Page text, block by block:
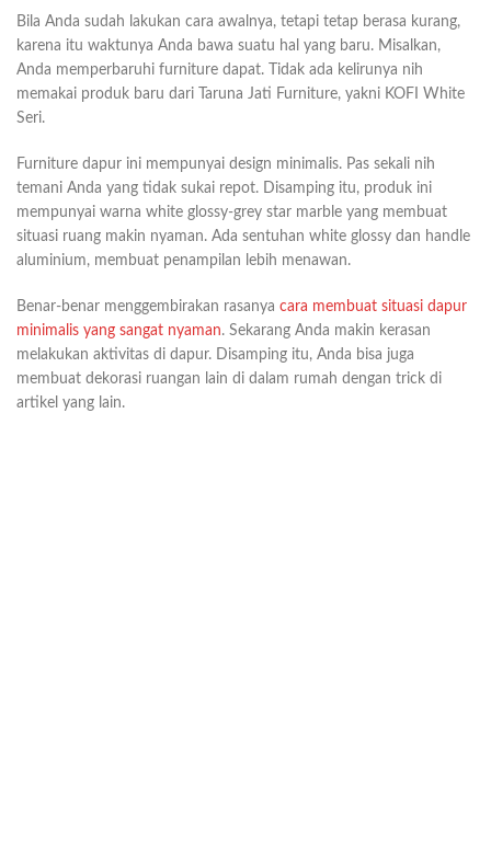
Bila Anda sudah lakukan cara awalnya, tetapi tetap berasa kurang,
karena itu waktunya Anda bawa suatu hal yang baru. Misalkan,
Anda memperbaruhi furniture dapat. Tidak ada kelirunya nih
memakai produk baru dari Taruna Jati Furniture, yakni KOFI White
Seri.
Furniture dapur ini mempunyai design minimalis. Pas sekali nih
temani Anda yang tidak sukai repot. Disamping itu, produk ini
mempunyai warna white glossy-grey star marble yang membuat
situasi ruang makin nyaman. Ada sentuhan white glossy dan handle
aluminium, membuat penampilan lebih menawan.
Benar-benar menggembirakan rasanya cara membuat situasi dapur
minimalis yang sangat nyaman. Sekarang Anda makin kerasan
melakukan aktivitas di dapur. Disamping itu, Anda bisa juga
membuat dekorasi ruangan lain di dalam rumah dengan trick di
artikel yang lain.